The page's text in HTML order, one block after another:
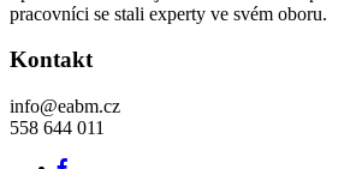
pracovníci se stali experty ve svém oboru.
Kontakt
info@eabm.cz
558 644 011